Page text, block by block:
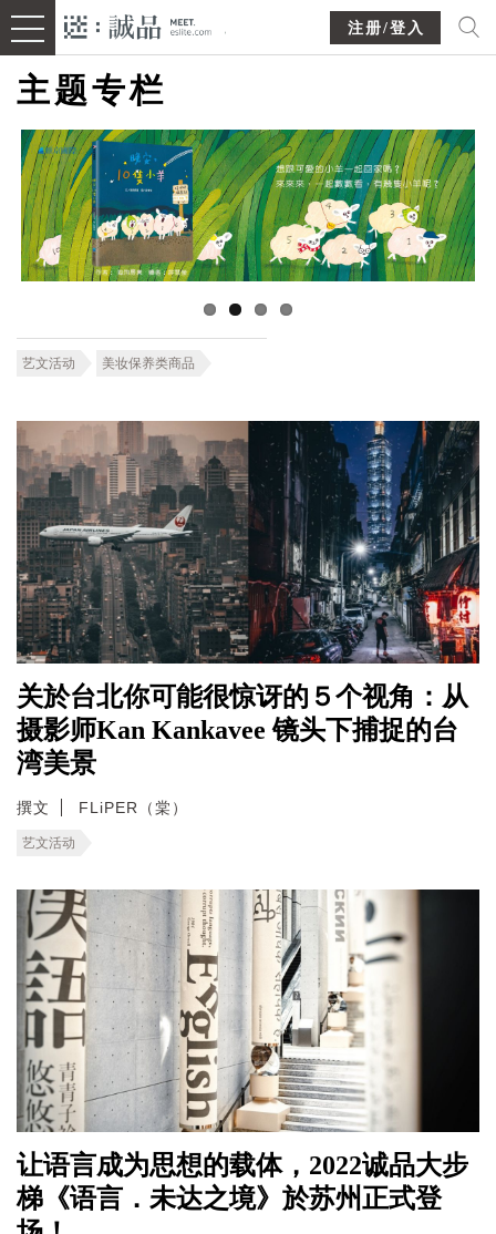
注册/登入
主题专栏
艺文活动 美妆保养类商品
关於台北你可能很惊讶的５个视角：从
摄影师Kan Kankavee 镜头下捕捉的台
湾美景
撰文 FLiPER（棠）
艺文活动
让语言成为思想的载体，2022诚品大步
梯《语言．未达之境》於苏州正式登